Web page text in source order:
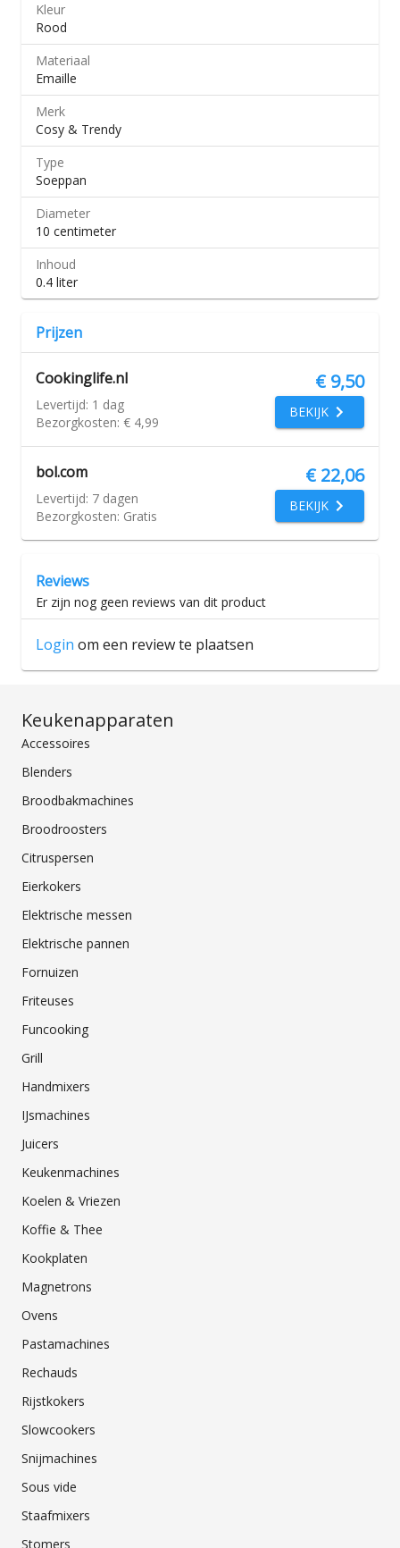
Kleur
Rood
Materiaal
Emaille
Merk
Cosy & Trendy
Type
Soeppan
Diameter
10 centimeter
Inhoud
0.4 liter
Prijzen
Cookinglife.nl € 9,50
BEKIJK
Levertijd: 1 dag
Bezorgkosten: € 4,99
bol.com € 22,06
BEKIJK
Levertijd: 7 dagen
Bezorgkosten: Gratis
Reviews
Er zijn nog geen reviews van dit product
Login om een review te plaatsen
Keukenapparaten
Accessoires
Blenders
Broodbakmachines
Broodroosters
Citruspersen
Eierkokers
Elektrische messen
Elektrische pannen
Fornuizen
Friteuses
Funcooking
Grill
Handmixers
IJsmachines
Juicers
Keukenmachines
Koelen & Vriezen
Koffie & Thee
Kookplaten
Magnetrons
Ovens
Pastamachines
Rechauds
Rijstkokers
Slowcookers
Snijmachines
Sous vide
Staafmixers
Stomers